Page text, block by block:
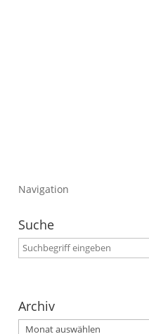
Navigation
Suche
Archiv
Archiv